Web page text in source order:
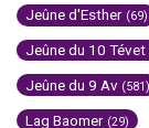
Jeûne d'Esther (69)
Jeûne du 10 Tévet
Jeûne du 9 Av (581)
Lag Baomer (29)